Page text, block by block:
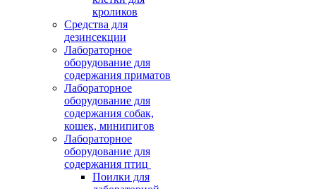
кроликов
Средства для
дезинсекции
Лабораторное
оборудование для
содержания приматов
Лабораторное
оборудование для
содержания собак,
кошек, минипигов
Лабораторное
оборудование для
содержания птиц
Поилки для